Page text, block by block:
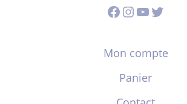
Facebook
Instagram
YouTube
Twitter
Mon compte
Panier